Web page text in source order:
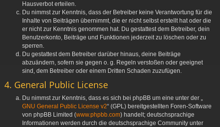
Hausverbot erteilen.
Du nimmst zur Kenntnis, dass der Betreiber keine Verantwortung für die
Inhalte von Beiträgen übernimmt, die er nicht selbst erstellt hat oder die
er nicht zur Kenntnis genommen hat. Du gestattest dem Betreiber, dein
Benutzerkonto, Beiträge und Funktionen jederzeit zu löschen oder zu
sperren.
Du gestattest dem Betreiber darüber hinaus, deine Beiträge
abzuändern, sofern sie gegen o. g. Regeln verstoßen oder geeignet
sind, dem Betreiber oder einem Dritten Schaden zuzufügen.
4. General Public License
Du nimmst zur Kenntnis, dass es sich bei phpBB um eine unter der „
GNU General Public License v2“ (GPL) bereitgestellten Foren-Software
von phpBB Limited (www.phpbb.com) handelt; deutschsprachige
Informationen werden durch die deutschsprachige Community unter